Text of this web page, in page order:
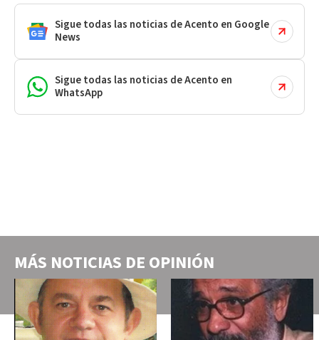
Sigue todas las noticias de Acento en Google
News
Sigue todas las noticias de Acento en
WhatsApp
MÁS NOTICIAS DE OPINIÓN